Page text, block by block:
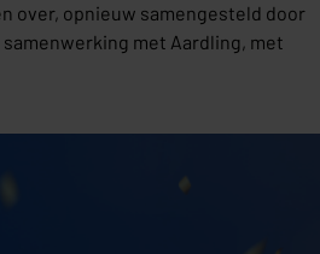
over, opnieuw samengesteld door
samenwerking met Aardling, met